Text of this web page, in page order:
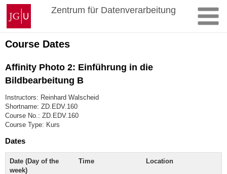
Skip
content
Johannes
Gutenberg
University
Mainz
Zentrum für Datenverarbeitung
Course Dates
Affinity Photo 2: Einführung in die
Bildbearbeitung B
Instructors: Reinhard Walscheid
Shortname: ZD.EDV.160
Course No.: ZD.EDV.160
Course Type: Kurs
Dates
Date (Day of the
week)
Time Location